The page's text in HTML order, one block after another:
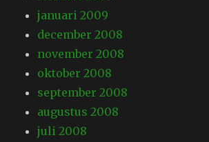
januari 2009
december 2008
november 2008
oktober 2008
september 2008
augustus 2008
juli 2008